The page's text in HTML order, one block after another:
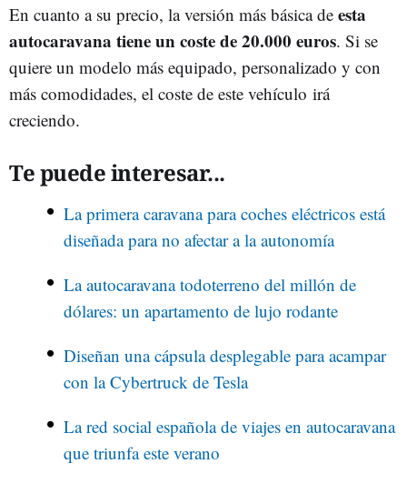
En cuanto a su precio, la versión más básica de esta
autocaravana tiene un coste de 20.000 euros. Si se
quiere un modelo más equipado, personalizado y con
más comodidades, el coste de este vehículo irá
creciendo.
Te puede interesar...
La primera caravana para coches eléctricos está
diseñada para no afectar a la autonomía
La autocaravana todoterreno del millón de
dólares: un apartamento de lujo rodante
Diseñan una cápsula desplegable para acampar
con la Cybertruck de Tesla
La red social española de viajes en autocaravana
que triunfa este verano